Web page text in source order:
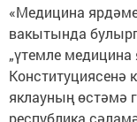
«Медицина
вакытында
„үтемле
Конституциясенә
яклауның өстәмә
республика